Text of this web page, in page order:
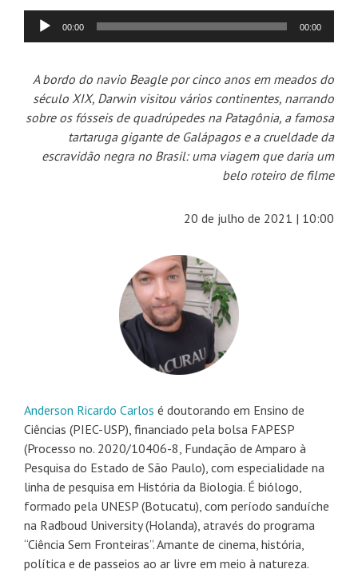
Tocador
áudio
00:00 00:00
A bordo do navio Beagle por cinco anos em meados do
século XIX, Darwin visitou vários continentes, narrando
sobre os fósseis de quadrúpedes na Patagônia, a famosa
tartaruga gigante de Galápagos e a crueldade da
escravidão negra no Brasil: uma viagem que daria um
belo roteiro de filme
20 de julho de 2021 | 10:00
Anderson Ricardo Carlos é doutorando em Ensino de
Ciências (PIEC-USP), financiado pela bolsa FAPESP
(Processo no. 2020/10406-8, Fundação de Amparo à
Pesquisa do Estado de São Paulo), com especialidade na
linha de pesquisa em História da Biologia. É biólogo,
formado pela UNESP (Botucatu), com período sanduíche
na Radboud University (Holanda), através do programa
“Ciência Sem Fronteiras”. Amante de cinema, história,
política e de passeios ao ar livre em meio à natureza.